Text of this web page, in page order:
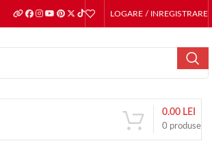
LOGARE / INREGISTRARE
0 produse
0.00 LEI